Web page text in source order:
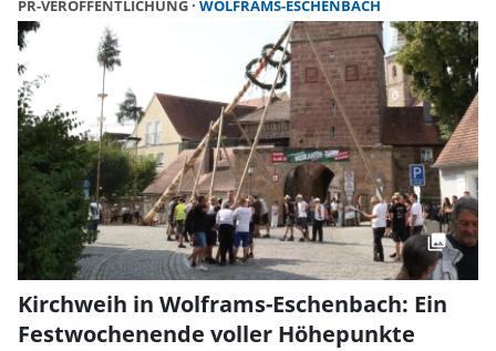
PR-VERÖFFENTLICHUNG WOLFRAMS-ESCHENBACH
Kirchweih in Wolframs-Eschenbach: Ein
Festwochenende voller Höhepunkte